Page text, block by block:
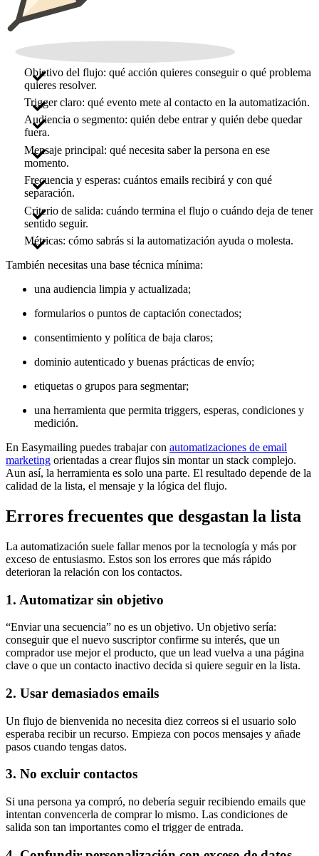
Objetivo del flujo: qué acción quieres conseguir o qué problema
quieres resolver.
Trigger claro: qué evento mete al contacto en la automatización.
Audiencia o segmento: quién debe entrar y quién debe quedar
fuera.
Mensaje principal: qué necesita saber la persona en ese
momento.
Frecuencia y esperas: cuántos emails recibirá y con qué
separación.
Criterio de salida: cuándo termina el flujo o cuándo deja de tener
sentido seguir.
Métricas: cómo sabrás si la automatización ayuda o molesta.
También necesitas una base técnica mínima:
una audiencia limpia y actualizada;
formularios o puntos de captación conectados;
consentimiento y política de baja claros;
dominio autenticado y buenas prácticas de envío;
etiquetas o grupos para segmentar;
una herramienta que permita triggers, esperas, condiciones y
medición.
En Easymailing puedes trabajar con automatizaciones de email
marketing orientadas a crear flujos sin montar un stack complejo.
Aun así, la herramienta es solo una parte. El resultado depende de la
calidad de la lista, el mensaje y la lógica del flujo.
Errores frecuentes que desgastan la lista
La automatización suele fallar menos por la tecnología y más por
exceso de entusiasmo. Estos son los errores que más rápido
deterioran la relación con los contactos.
1. Automatizar sin objetivo
“Enviar una secuencia” no es un objetivo. Un objetivo sería:
conseguir que el nuevo suscriptor confirme su interés, que un
comprador use mejor el producto, que un lead vuelva a una página
clave o que un contacto inactivo decida si quiere seguir en la lista.
2. Usar demasiados emails
Un flujo de bienvenida no necesita diez correos si el usuario solo
esperaba recibir un recurso. Empieza con pocos mensajes y añade
pasos cuando tengas datos.
3. No excluir contactos
Si una persona ya compró, no debería seguir recibiendo emails que
intentan convencerla de comprar lo mismo. Las condiciones de
salida son tan importantes como el trigger de entrada.